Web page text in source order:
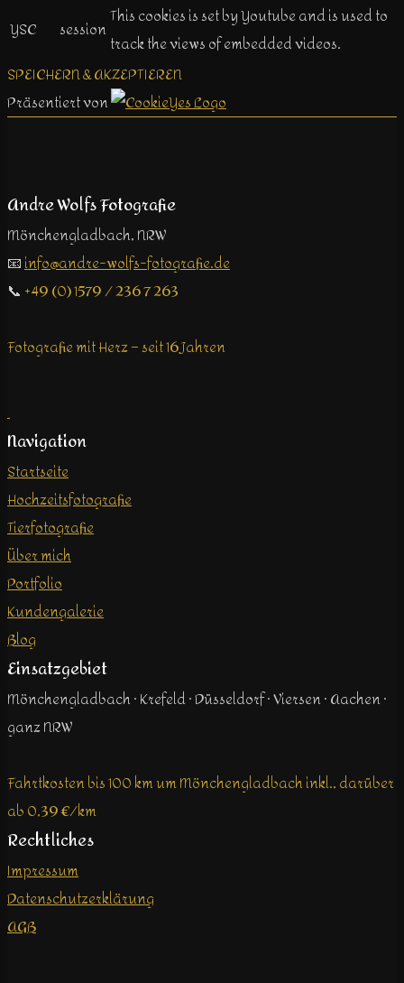
YSC
sessionThis cookies is set by Youtube and is used to
track the views of embedded videos.
SPEICHERN & AKZEPTIEREN
Präsentiert von
Andre Wolfs Fotografie
Mönchengladbach, NRW
📧info@andre-wolfs-fotografie.de
📞+49 (0) 1579 / 236 7 263
Fotografie mit Herz – seit 16 Jahren
Navigation
Startseite
Hochzeitsfotografie
Tierfotografie
Über mich
Portfolio
Kundengalerie
Blog
Einsatzgebiet
Mönchengladbach · Krefeld · Düsseldorf · Viersen · Aachen ·
ganz NRW
Fahrtkosten bis 100 km um Mönchengladbach inkl., darüber
ab 0,39 €/km
Rechtliches
Impressum
Datenschutzerklärung
AGB